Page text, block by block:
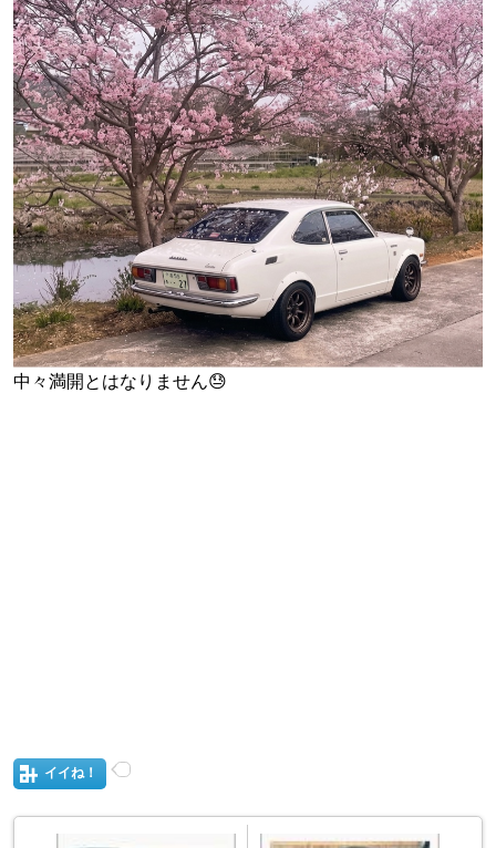
中々満開とはなりません😓
イイね！